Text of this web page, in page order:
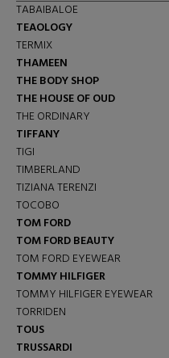
TABAIBALOE
TEAOLOGY
TERMIX
THAMEEN
THE BODY SHOP
THE HOUSE OF OUD
THE ORDINARY
TIFFANY
TIGI
TIMBERLAND
TIZIANA TERENZI
TOCOBO
TOM FORD
TOM FORD BEAUTY
TOM FORD EYEWEAR
TOMMY HILFIGER
TOMMY HILFIGER EYEWEAR
TORRIDEN
TOUS
TRUSSARDI